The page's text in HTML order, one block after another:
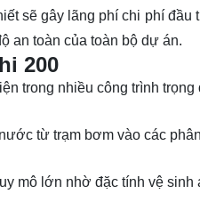
sẽ gây lãng phí chi phí đầu
an toàn của toàn bộ dự án.
200
trong nhiều công trình trọng
từ trạm bơm vào các
mô lớn nhờ đặc tính vệ sinh